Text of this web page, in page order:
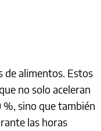
de alimentos. Estos
no solo aceleran
%, sino que también
las horas